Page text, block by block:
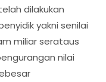
dilakukan
yakni senilai
miliar serataus
nilai